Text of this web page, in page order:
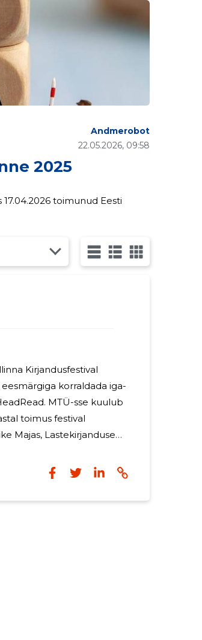
2025
22.05.2026, 09:58
Andmerobot
toimunud Eesti
Kirjandusfestival
eesmärgiga korraldada iga-
MTÜ-sse kuulub
Majas, Lastekirjanduse
ja muusikut ning 23